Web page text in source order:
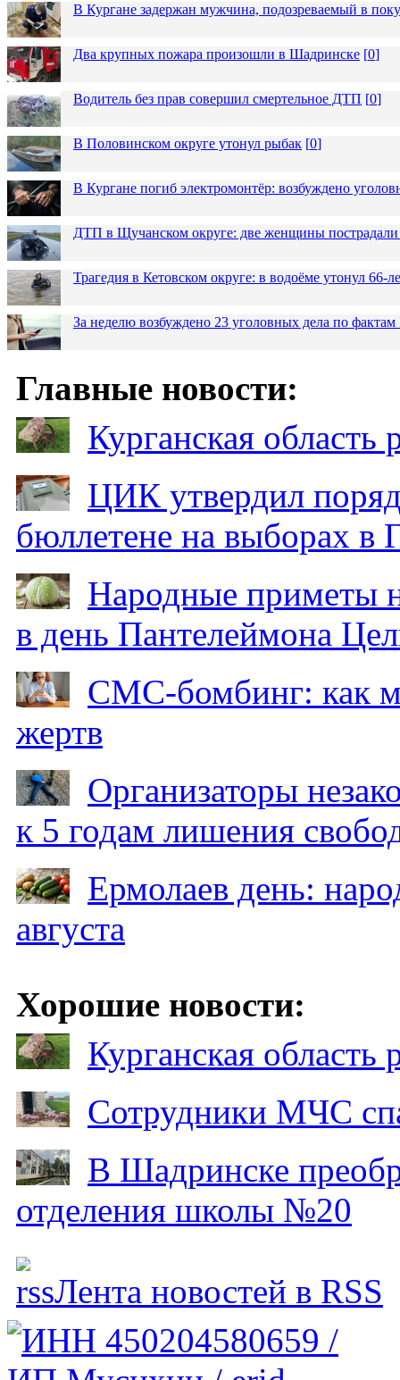
В Кургане задержан мужчина, подозреваемый в
Два крупных пожара произошли в Шадринске [0]
Водитель без прав совершил смертельное ДТП [0]
В Половинском округе утонул рыбак [0]
В Кургане погиб электромонтёр: возбуждено
ДТП в Щучанском округе: две женщины пострадали
Трагедия в Кетовском округе: в водоёме утонул 66-
За неделю возбуждено 23 уголовных дела по
Главные новости:
Курганская
ЦИК утвердил
бюллетене на выборах в
Народные приметы
в день Пантелеймона
СМС-бомбинг: как
жертв
Организаторы
к 5 годам лишения
Ермолаев день:
августа
Хорошие новости:
Курганская
Сотрудники МЧС
В Шадринске
отделения школы №20
Лента новостей в RSS